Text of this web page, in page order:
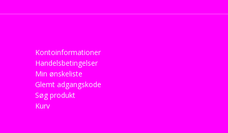
Kontoinformationer
Handelsbetingelser
Min ønskeliste
Glemt adgangskode
Søg produkt
Kurv